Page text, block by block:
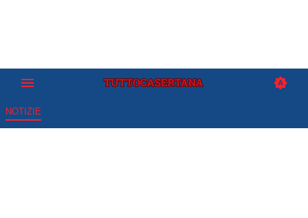
NOTIZIE